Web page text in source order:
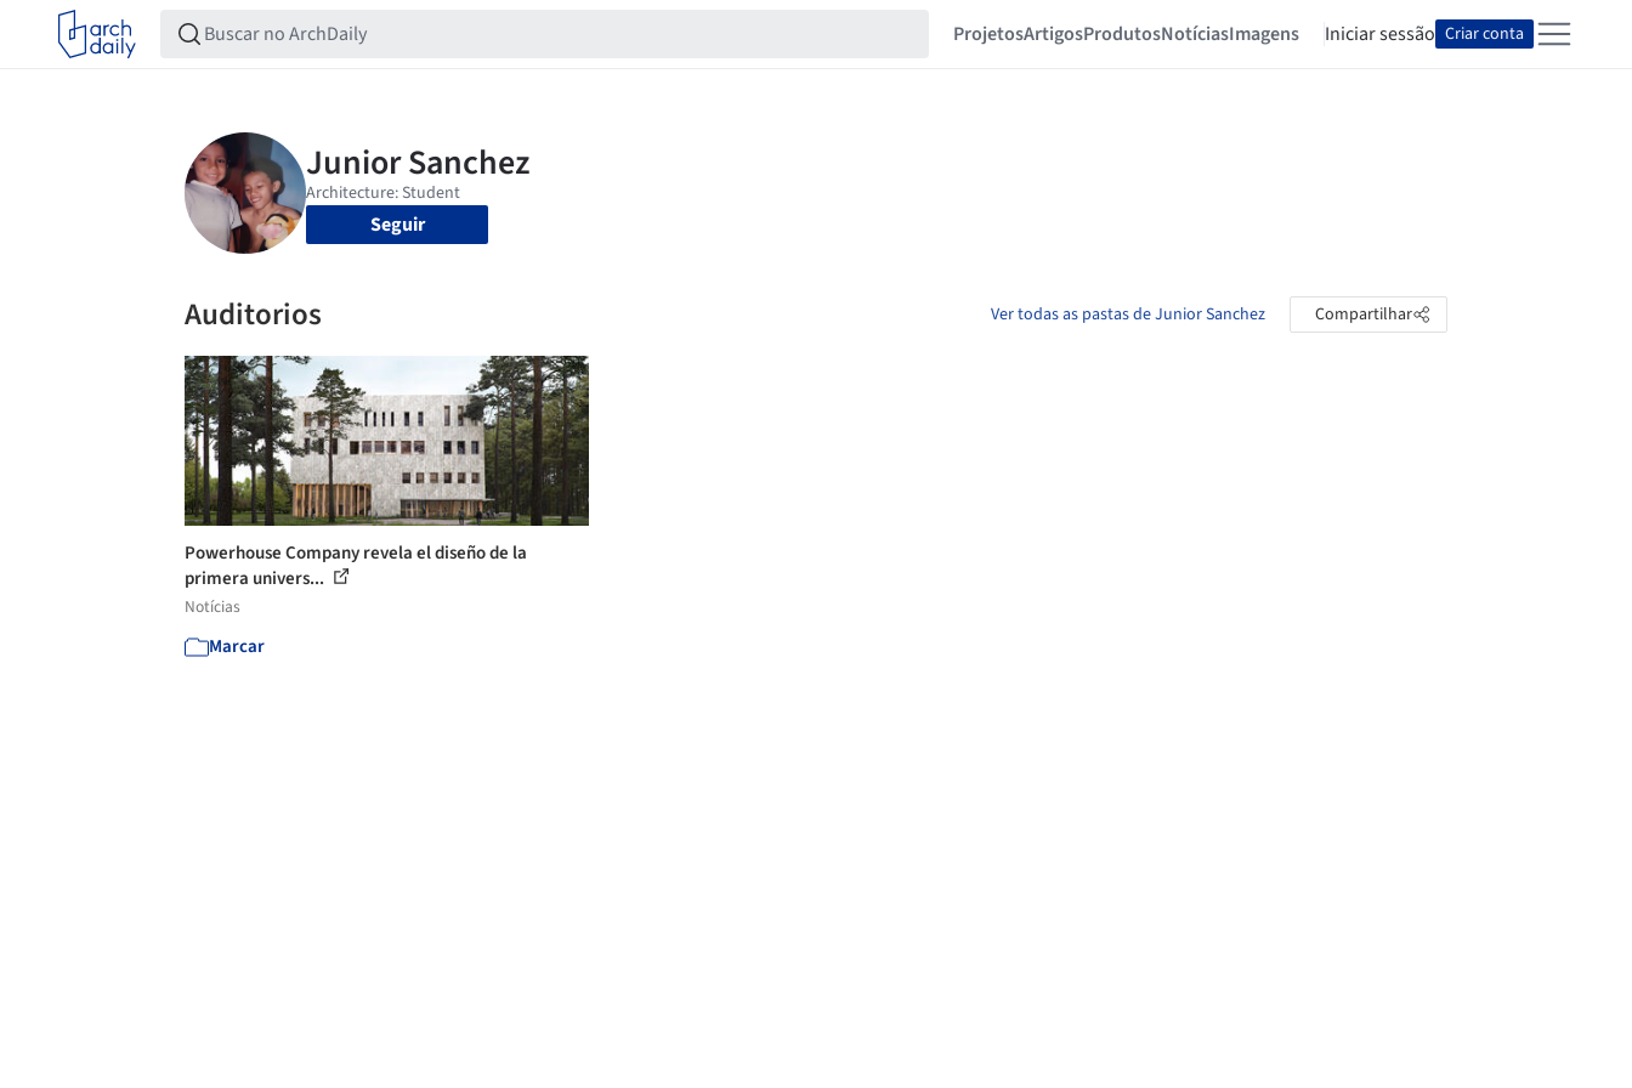
ProjetosArtigosProdutosNotíciasImagens Iniciar sessão Criar conta
Seguir
Auditorios Ver todas as pastas de Junior Sanchez Compartilhar
Powerhouse Company revela el diseño de la
primera univers...
Notícias
Marcar